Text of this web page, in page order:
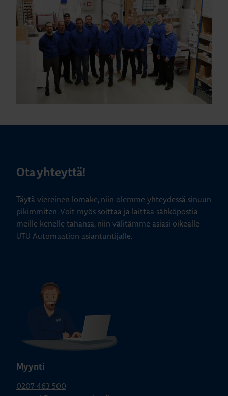
Ota yhteyttä!
Täytä viereinen lomake, niin olemme yhteydessä sinuun
pikimmiten. Voit myös soittaa ja laittaa sähköpostia
meille kenelle tahansa, niin välitämme asiasi oikealle
UTU Automaation asiantuntijalle.
Myynti
0207 463 500